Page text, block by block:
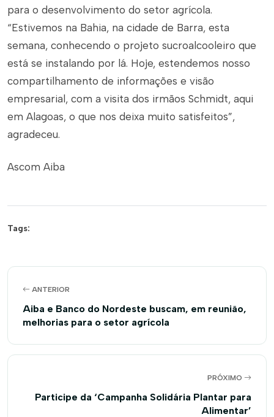
para o desenvolvimento do setor agrícola.
“Estivemos na Bahia, na cidade de Barra, esta
semana, conhecendo o projeto sucroalcooleiro que
está se instalando por lá. Hoje, estendemos nosso
compartilhamento de informações e visão
empresarial, com a visita dos irmãos Schmidt, aqui
em Alagoas, o que nos deixa muito satisfeitos”,
agradeceu.
Ascom Aiba
Tags:
ANTERIOR
Aiba e Banco do Nordeste buscam, em reunião,
melhorias para o setor agrícola
PRÓXIMO
Participe da ‘Campanha Solidária Plantar para
Alimentar’